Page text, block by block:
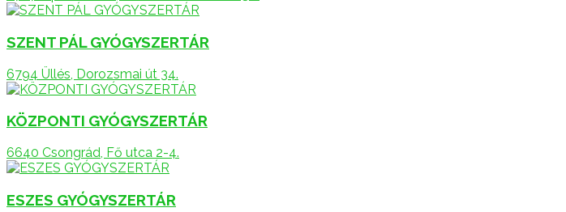
SZENT PÁL GYÓGYSZERTÁR
6794 Üllés, Dorozsmai út 34.
KÖZPONTI GYÓGYSZERTÁR
6640 Csongrád, Fő utca 2-4.
ESZES GYÓGYSZERTÁR